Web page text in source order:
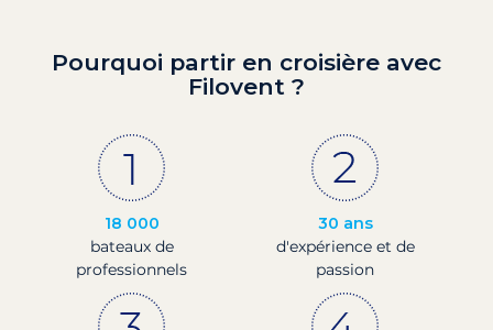
Pourquoi partir en croisière avec
Filovent ?
18 000
bateaux de
professionnels
30 ans
d'expérience et de
passion